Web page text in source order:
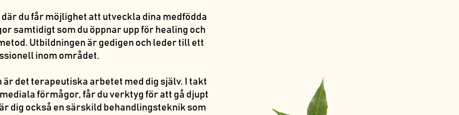
du får möjlighet att utveckla dina medfödda
samtidigt som du öppnar upp för healing och
Utbildningen är gedigen och leder till ett
inom området.
är det terapeutiska arbetet med dig själv. I takt
förmågor, får du verktyg för att gå djupt
dig också en särskild behandlingsteknik som